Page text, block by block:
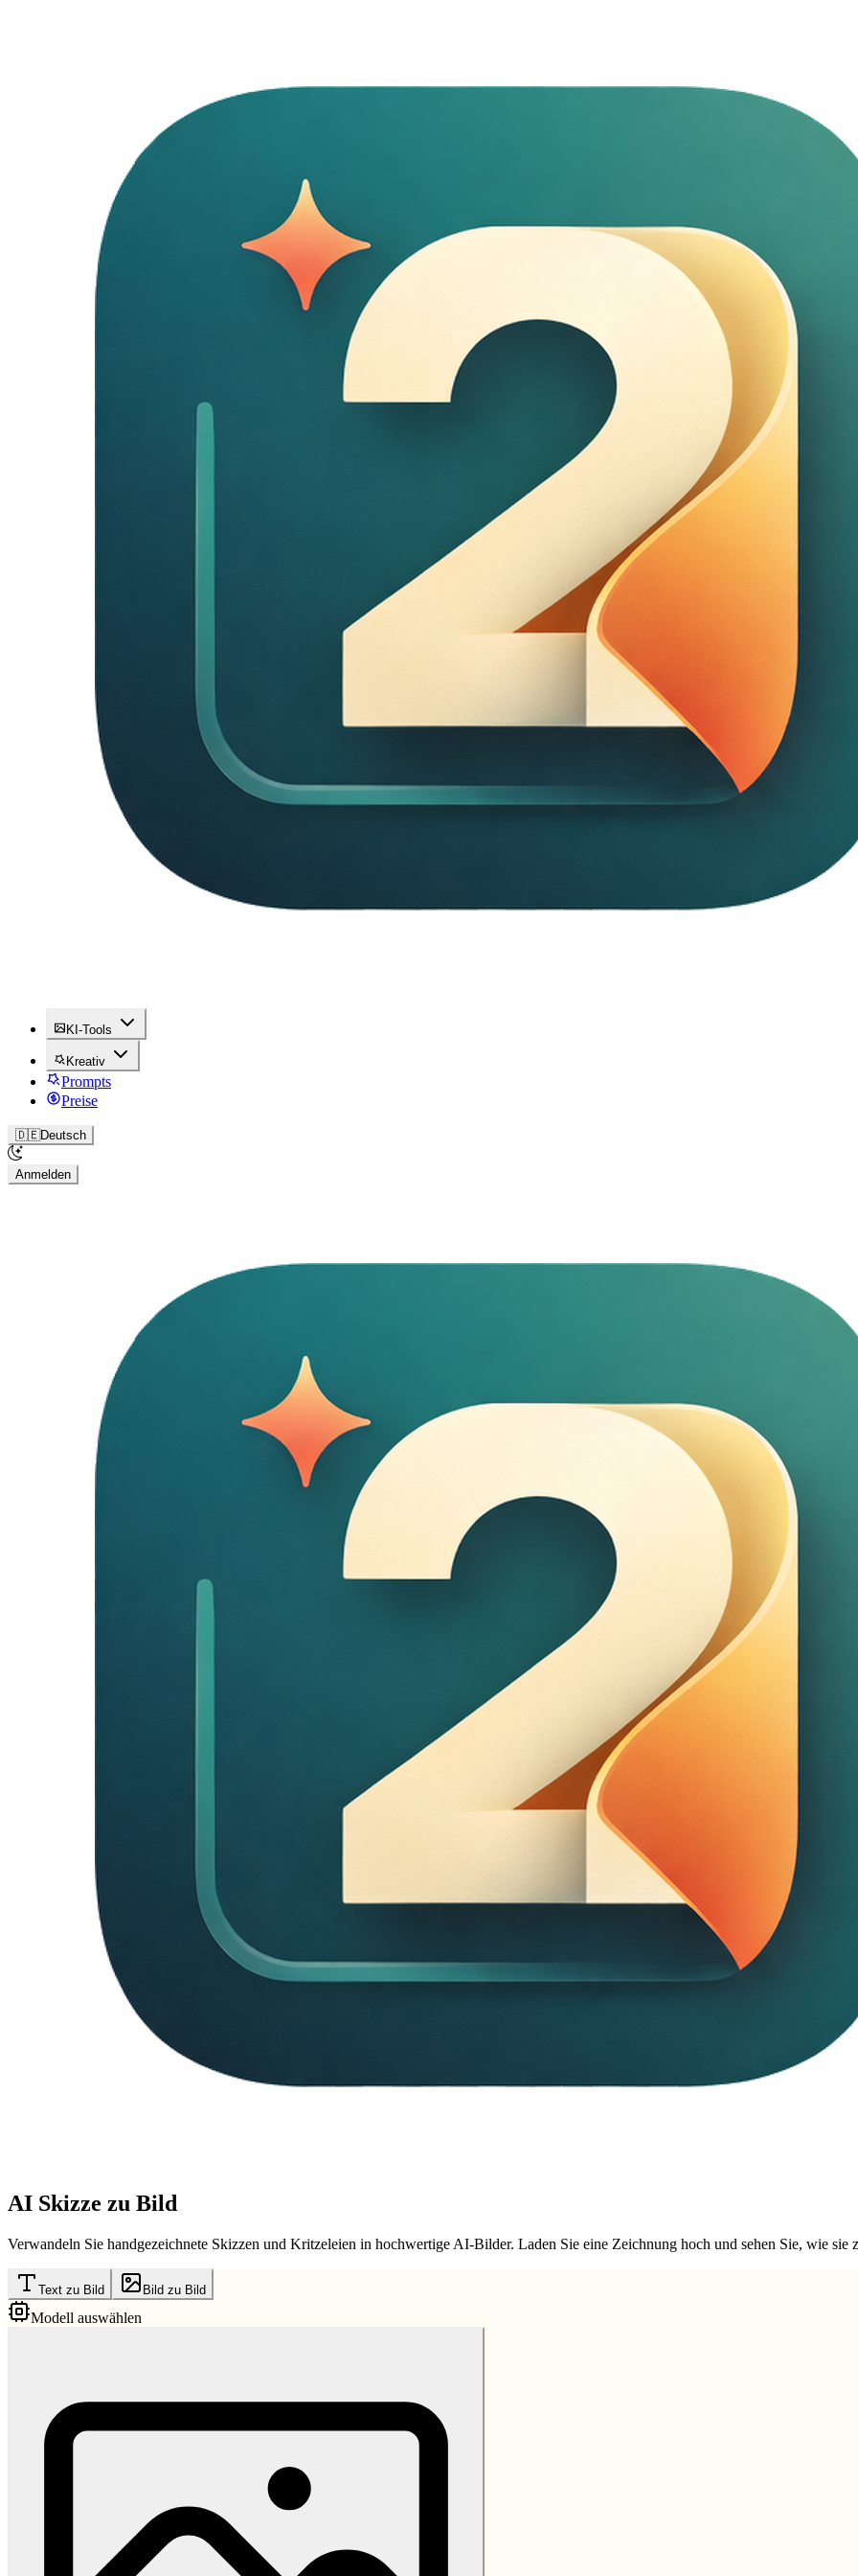
KI-Tools
Kreativ
Prompts
Preise
🇩🇪Deutsch
Anmelden
AI Skizze zu Bild
Verwandeln Sie handgezeichnete Skizzen und Kritzeleien in hochwertige AI-Bilder. Laden Sie eine Zeichnung hoch und sehen Sie, wie
Text zu Bild Bild zu Bild
Modell auswählen